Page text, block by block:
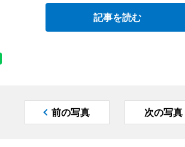
記事を読む
前の写真 次の写真